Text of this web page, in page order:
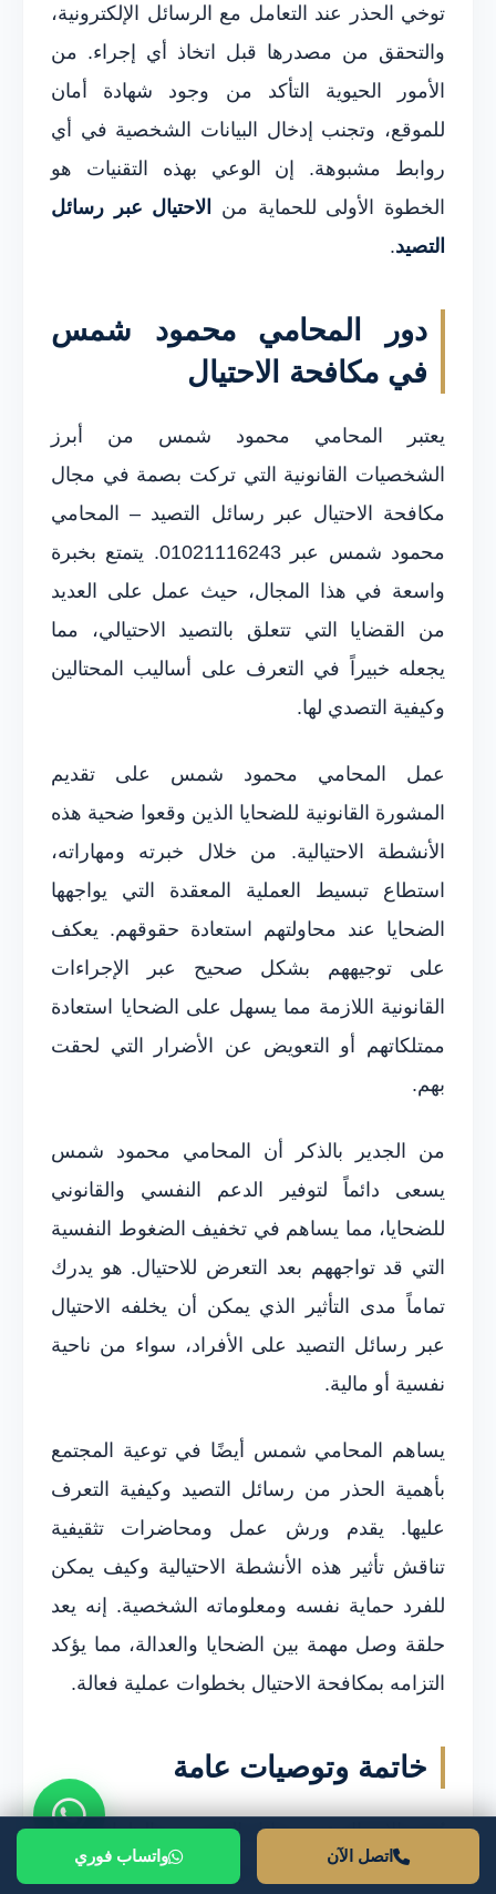
توخي الحذر عند التعامل مع الرسائل الإلكترونية،
والتحقق من مصدرها قبل اتخاذ أي إجراء. من
الأمور الحيوية التأكد من وجود شهادة أمان
للموقع، وتجنب إدخال البيانات الشخصية في أي
روابط مشبوهة. إن الوعي بهذه التقنيات هو
الخطوة الأولى للحماية من
الاحتيال عبر رسائل
التصيد.
دور المحامي محمود شمس
في مكافحة الاحتيال
يعتبر المحامي محمود شمس من أبرز
الشخصيات القانونية التي تركت بصمة في مجال
مكافحة الاحتيال عبر رسائل التصيد – المحامي
محمود شمس عبر 01021116243. يتمتع بخبرة
واسعة في هذا المجال، حيث عمل على العديد
من القضايا التي تتعلق بالتصيد الاحتيالي، مما
يجعله خبيراً في التعرف على أساليب المحتالين
وكيفية التصدي لها.
عمل المحامي محمود شمس على تقديم
المشورة القانونية للضحايا الذين وقعوا ضحية هذه
الأنشطة الاحتيالية. من خلال خبرته ومهاراته،
استطاع تبسيط العملية المعقدة التي يواجهها
الضحايا عند محاولتهم استعادة حقوقهم. يعكف
على توجيههم بشكل صحيح عبر الإجراءات
القانونية اللازمة مما يسهل على الضحايا استعادة
ممتلكاتهم أو التعويض عن الأضرار التي لحقت
بهم.
من الجدير بالذكر أن المحامي محمود شمس
يسعى دائماً لتوفير الدعم النفسي والقانوني
للضحايا، مما يساهم في تخفيف الضغوط النفسية
التي قد تواجههم بعد التعرض للاحتيال. هو يدرك
تماماً مدى التأثير الذي يمكن أن يخلفه الاحتيال
عبر رسائل التصيد على الأفراد، سواء من ناحية
نفسية أو مالية.
يساهم المحامي شمس أيضًا في توعية المجتمع
بأهمية الحذر من رسائل التصيد وكيفية التعرف
عليها. يقدم ورش عمل ومحاضرات تثقيفية
تناقش تأثير هذه الأنشطة الاحتيالية وكيف يمكن
للفرد حماية نفسه ومعلوماته الشخصية. إنه يعد
حلقة وصل مهمة بين الضحايا والعدالة، مما يؤكد
التزامه بمكافحة الاحتيال بخطوات عملية فعالة.
خاتمة وتوصيات عامة
يُعتبر الاحتيال عبر رسائل التصيد من الظواهر التي
تؤرق الأفراد والشركات في جميع أنحاء العالم. إذ
اتصل الآن واتساب فوري